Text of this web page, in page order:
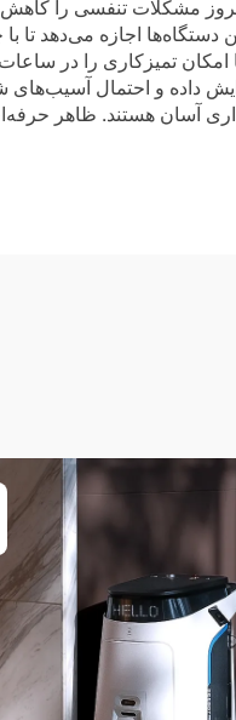
مشکلات تنفسی را
دستگاه‌ها اجازه می‌دهد
امکان تمیزکاری را در
داده و احتمال آسیب‌های
آسان هستند. ظاهر